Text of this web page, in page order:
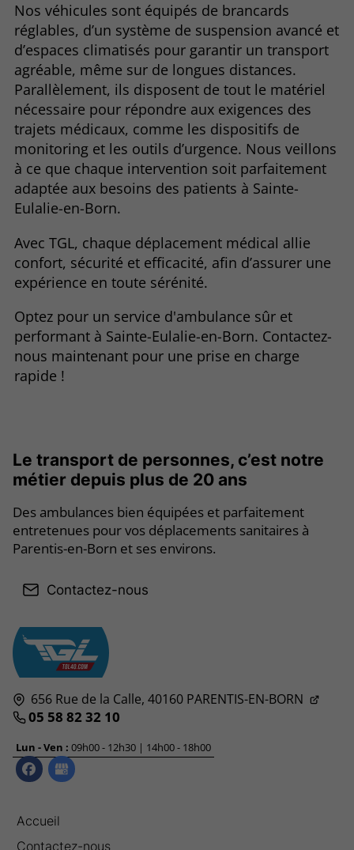
Nos véhicules sont équipés de brancards
réglables, d’un système de suspension avancé et
d’espaces climatisés pour garantir un transport
agréable, même sur de longues distances.
Parallèlement, ils disposent de tout le matériel
nécessaire pour répondre aux exigences des
trajets médicaux, comme les dispositifs de
monitoring et les outils d’urgence. Nous veillons
à ce que chaque intervention soit parfaitement
adaptée aux besoins des patients à Sainte-
Eulalie-en-Born.
Avec TGL, chaque déplacement médical allie
confort, sécurité et efficacité, afin d’assurer une
expérience en toute sérénité.
Optez pour un service d'ambulance sûr et
performant à Sainte-Eulalie-en-Born. Contactez-
nous maintenant pour une prise en charge
rapide !
656 Rue de la Calle, 40160 PARENTIS-EN-BORN
05 58 82 32 10
Lun - Ven : 09h00 - 12h30 | 14h00 - 18h00
Accueil
Contactez-nous
Le transport de personnes, c’est notre
métier depuis plus de 20 ans
Des ambulances bien équipées et parfaitement
entretenues pour vos déplacements sanitaires à
Parentis-en-Born et ses environs.
Contactez-nous